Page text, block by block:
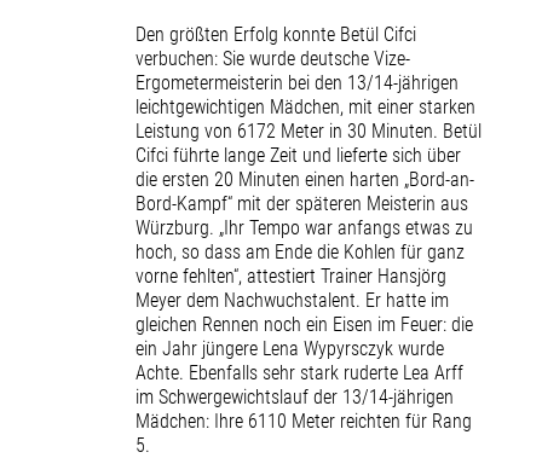
Den größten Erfolg konnte Betül Cifci
verbuchen: Sie wurde deutsche Vize-
Ergometermeisterin bei den 13/14-jährigen
leichtgewichtigen Mädchen, mit einer starken
Leistung von 6172 Meter in 30 Minuten. Betül
Cifci führte lange Zeit und lieferte sich über
die ersten 20 Minuten einen harten „Bord-an-
Bord-Kampf“ mit der späteren Meisterin aus
Würzburg. „Ihr Tempo war anfangs etwas zu
hoch, so dass am Ende die Kohlen für ganz
vorne fehlten“, attestiert Trainer Hansjörg
Meyer dem Nachwuchstalent. Er hatte im
gleichen Rennen noch ein Eisen im Feuer: die
ein Jahr jüngere Lena Wypyrsczyk wurde
Achte. Ebenfalls sehr stark ruderte Lea Arff
im Schwergewichtslauf der 13/14-jährigen
Mädchen: Ihre 6110 Meter reichten für Rang
5.